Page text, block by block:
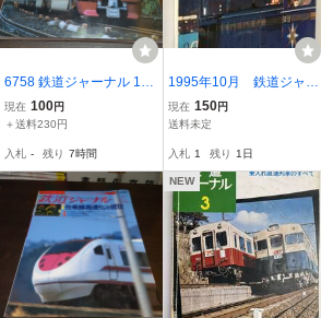
6758 鉄道ジャーナル 199
8年10月号 特集 サンライ
ズエクスプレス発車！夜
現在 100円
＋送料230円
入札 - 残り 7時間
1995年10月 鉄道ジャー
ナル 「特集〇夜行列
車 光と影」ほか
現在 150円
送料未定
入札 1 残り 1日
NEW